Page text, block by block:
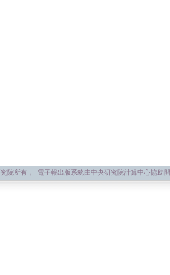
院所有 。 電子報出版系統由中央研究院計算中心協助